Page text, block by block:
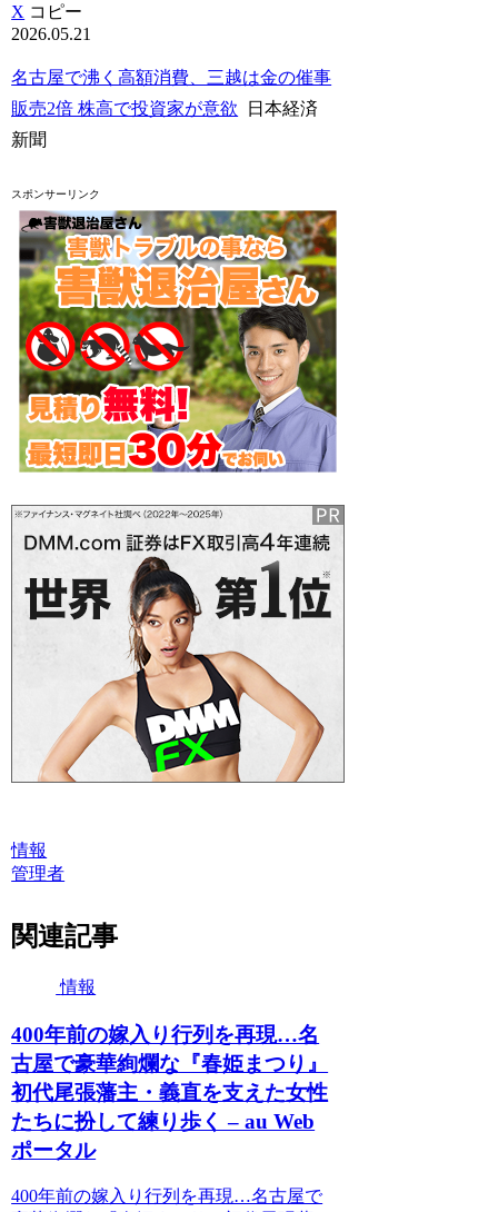
X コピー
2026.05.21
名古屋で沸く高額消費、三越は金の催事
販売2倍 株高で投資家が意欲 日本経済
新聞
スポンサーリンク
情報
管理者
関連記事
情報
400年前の嫁入り行列を再現…名
古屋で豪華絢爛な『春姫まつり』
初代尾張藩主・義直を支えた女性
たちに扮して練り歩く – au Web
ポータル
400年前の嫁入り行列を再現…名古屋で